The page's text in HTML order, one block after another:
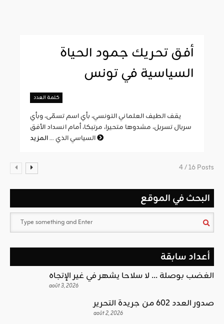
أفق تحريك جمود الحياة
السياسية في تونس
كلمة العدد
يقف الطيف العلماني التونسي، بأي اسم تسمّى، وبأي
سربال تسربل، مشدوها متحيرا، مرتبكا، أمام انسداد الأفق
السياسي الذي ...
4 / 16 Posts
البحث في الموقع
أعداد سابقة
الغضب بوصلة … لا سلاحا يشهر في غير الإتجاه
août 3, 2026
صدور العدد 602 من جريدة التحرير
août 2, 2026